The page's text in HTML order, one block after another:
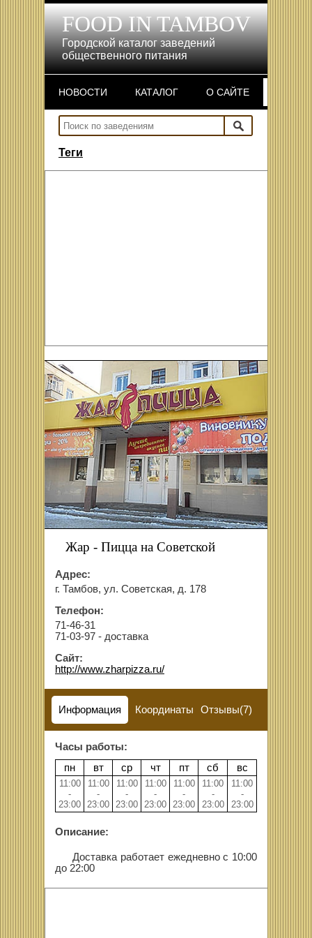
FOOD IN TAMBOV
Городской каталог заведений
общественного питания
НОВОСТИ КАТАЛОГ О САЙТЕ
Теги
Жар - Пицца на Советской
Адрес:
г. Тамбов, ул. Советская, д. 178
Телефон:
71-46-31
71-03-97 - доставка
Сайт:
http://www.zharpizza.ru/
Информация Координаты Отзывы(7)
Часы работы:
пн
вт ср чт пт сб вс
11:00
-
23:00
11:00
-
23:00
11:00
-
23:00
11:00
-
23:00
11:00
-
23:00
11:00
-
23:00
11:00
-
23:00
Описание:
Доставка работает ежедневно с 10:00
до 22:00